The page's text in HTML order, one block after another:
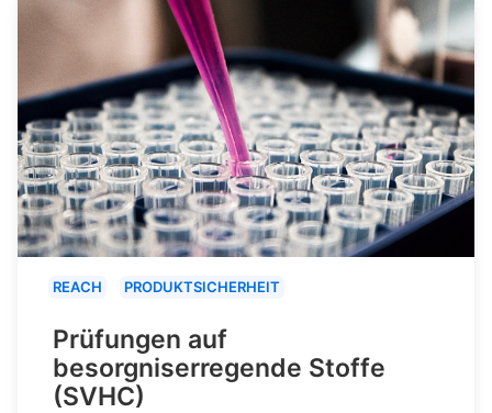
REACH PRODUKTSICHERHEIT
Prüfungen auf
besorgniserregende Stoffe
(SVHC)